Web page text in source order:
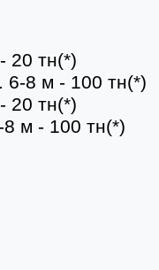
20 тн(*)
8 м - 100 тн(*)
20 тн(*)
м - 100 тн(*)